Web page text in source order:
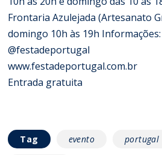
Frontaria Azulejada (Artesanato
domingo 10h às 19h Informações:
@festadeportugal
www.festadeportugal.com.br
Entrada gratuita
Tag evento portugal